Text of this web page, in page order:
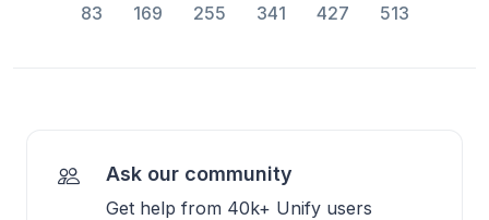
83 169 255 341 427 513
Ask our community
Get help from 40k+ Unify users